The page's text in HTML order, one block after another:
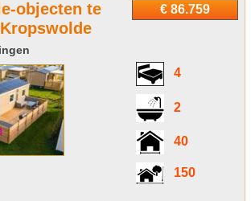
€ 86.759
objecten te
4
2
40
150